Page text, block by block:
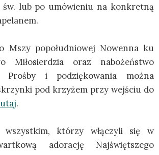
św. lub po umówieniu na konkretną
Mszy popołudniowej Nowenna ku
Miłosierdzia oraz nabożeństwo
Prośby i podziękowania można
pod krzyżem przy wejściu do
.
wszystkim, którzy włączyli się w
adorację Najświętszego